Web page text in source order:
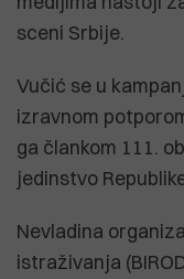
sceni Srbije.
Vučić se u
izravnom
ga člankom 111.
jedinstvo
Nevladina
istraživanja